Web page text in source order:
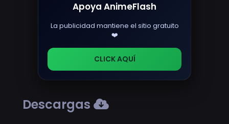
Apoya AnimeFlash
La publicidad mantiene el sitio gratuito
❤️
CLICK AQUÍ
Descargas